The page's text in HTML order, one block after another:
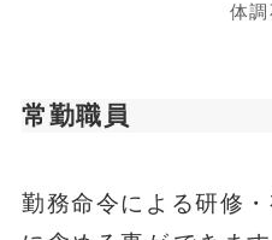
体調
常勤職員
勤務命令による研修